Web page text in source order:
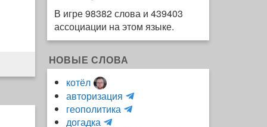
В игре 98382 слова и 439403
ассоциации на этом языке.
НОВЫЕ СЛОВА
котёл
авторизация
и
геополитика
H
догадка
m